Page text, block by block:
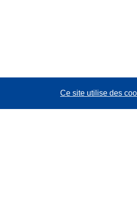
Ce site utilise des